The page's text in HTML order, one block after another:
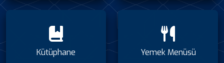
Kütüphane Yemek Menüsü